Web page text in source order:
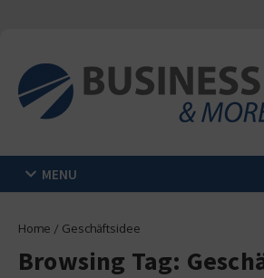
MENU
Home / Geschäftsidee
Browsing Tag: